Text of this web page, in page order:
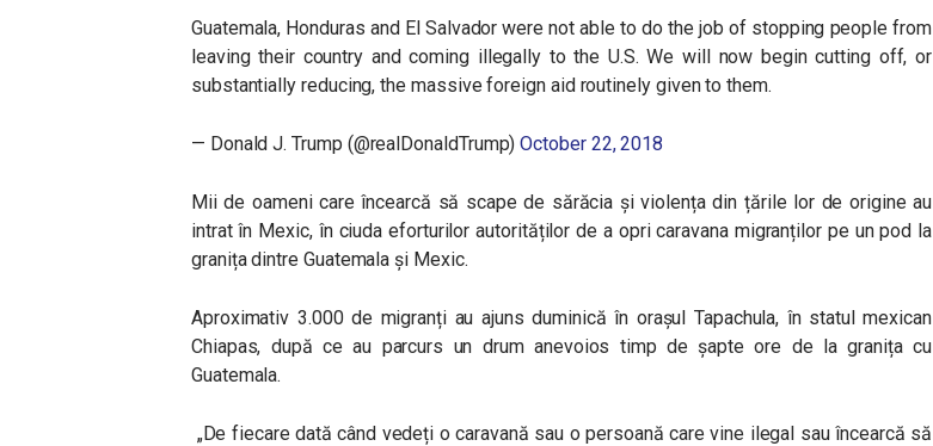
Guatemala, Honduras and El Salvador were not able to do the job of stopping people from
leaving their country and coming illegally to the U.S. We will now begin cutting off, or
substantially reducing, the massive foreign aid routinely given to them.
— Donald J. Trump (@realDonaldTrump)October 22, 2018
Mii de oameni care încearcă să scape de sărăcia și violența din țările lor de origine au
intrat în Mexic, în ciuda eforturilor autorităților de a opri caravana migranților pe un pod la
granița dintre Guatemala și Mexic.
Aproximativ 3.000 de migranți au ajuns duminică în orașul Tapachula, în statul mexican
Chiapas, după ce au parcurs un drum anevoios timp de șapte ore de la granița cu
Guatemala.
„De fiecare dată când vedeți o caravană sau o persoană care vine ilegal sau încearcă să